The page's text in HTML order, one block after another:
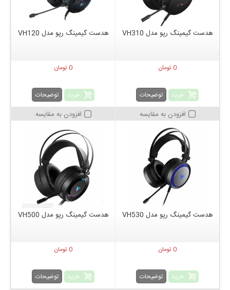
هدست گیمینگ رپو مدل VH310
0 تومان
خرید توضیحات
افزودن به مقایسه
هدست گیمینگ رپو مدل VH120
0 تومان
خرید توضیحات
افزودن به مقایسه
هدست گیمینگ رپو مدل VH530
0 تومان
خرید توضیحات
هدست گیمینگ رپو مدل VH500
0 تومان
خرید توضیحات